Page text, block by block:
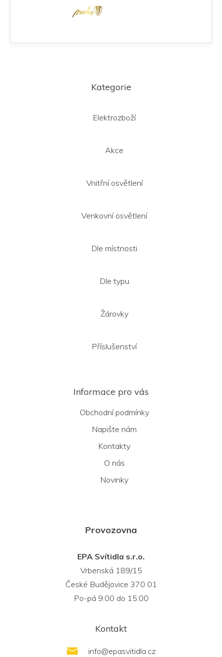
Kategorie
Elektrozboží
Akce
Vnitřní osvětlení
Venkovní osvětlení
Dle místnosti
Dle typu
Žárovky
Příslušenství
Informace pro vás
Obchodní podmínky
Napište nám
Kontakty
O nás
Novinky
Provozovna
EPA Svítidla s.r.o.
Vrbenská 189/15
České Budějovice 370 01
Po-pá 9:00 do 15:00
Kontakt
info@epasvitidla.cz